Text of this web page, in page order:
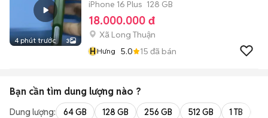
4 phút trước 3
iPhone 16 Plus 128 GB
18.000.000 đ
Xã Long Thuận
HHưng 5.0 15 đã bán
Bạn cần tìm dung lượng nào ?
Dung lượng: 64 GB 128 GB 256 GB 512 GB 1 TB